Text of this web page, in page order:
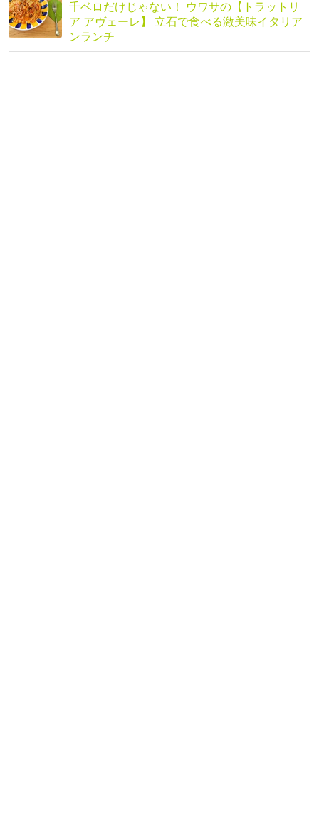
千ベロだけじゃない！ ウワサの【トラットリ
ア アヴェーレ】 立石で食べる激美味イタリア
ンランチ